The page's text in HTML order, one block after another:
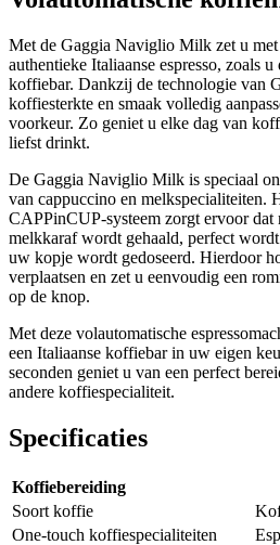
Met de Gaggia Naviglio Milk zet u met
authentieke Italiaanse espresso, zoals
koffiebar. Dankzij de technologie van
koffiesterkte en smaak volledig
voorkeur. Zo geniet u elke dag van
liefst drinkt.
De Gaggia Naviglio Milk is speciaal
van cappuccino en melkspecialiteiten.
CAPPinCUP-systeem zorgt ervoor dat
melkkaraf wordt gehaald, perfect
uw kopje wordt gedoseerd. Hierdoor
verplaatsen en zet u eenvoudig een
op de knop.
Met deze volautomatische
een Italiaanse koffiebar in uw eigen
seconden geniet u van een perfect
andere koffiespecialiteit.
Specificaties
Koffiebereiding
Soort koffie
One-touch koffiespecialiteiten